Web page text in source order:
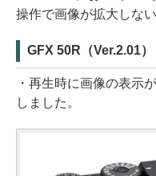
操作で画像が拡大しな
GFX 50R（Ver.2.01）
・再生時に画像の表示
しました。